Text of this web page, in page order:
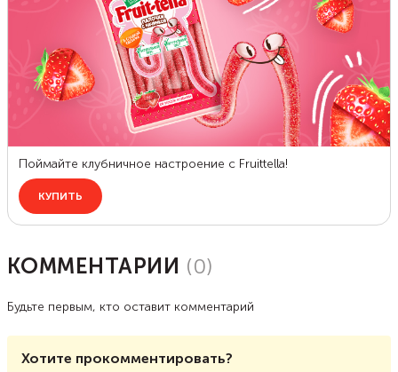
КОММЕНТАРИИ (0)
Будьте первым, кто оставит комментарий
Хотите прокомментировать?